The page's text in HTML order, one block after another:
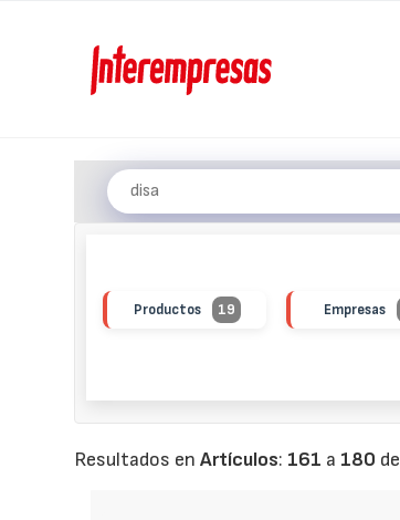
Productos 19 Empresas
Resultados enArtículos: 161 a 180 de